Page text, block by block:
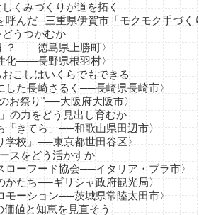
くみづくりが道を拓く
んだ─三重県伊賀市「モクモク手づく
うつかむか
――徳島県上勝町〉
化――長野県根羽村〉
こしはいくらでもできる
た長崎さるく──長崎県長崎市〉
祭り"──大阪府大阪市〉
の力をどう見出し育むか
きてら」──和歌山県田辺市〉
校」──東京都世田谷区〉
スをどう活かすか
ーフード協会──イタリア・ブラ市〉
たち──ギリシャ政府観光局〉
ーション──茨城県常陸太田市〉
値と知恵を見直そう